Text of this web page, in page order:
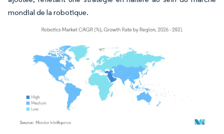
mondial de la robotique.